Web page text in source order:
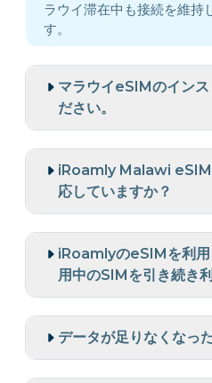
ラウイ滞在中も接続を維持
す。
マラウイeSIMのインス
ださい。
iRoamly Malawi eSIM
応していますか？
iRoamlyのeSIMを利用
用中のSIMを引き続き
データが足りなくなっ